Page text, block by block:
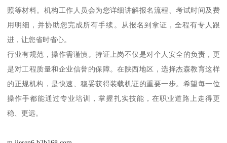
照等材料。机构工作人员会为您详细讲解报名流程、考试时间及费
用明细，并协助您完成所有手续。从报名到拿证，全程有专人跟
进，让您省时省心。
行业有规范，操作需谨慎。持证上岗不仅是对个人安全的负责，更
是对工程质量和企业信誉的保障。在陕西地区，选择杰森教育这样
的正规机构，是快速、稳妥获得装载机证的重要一步。希望每一位
操作手都能通过专业培训，掌握扎实技能，在职业道路上走得更
稳、更远。